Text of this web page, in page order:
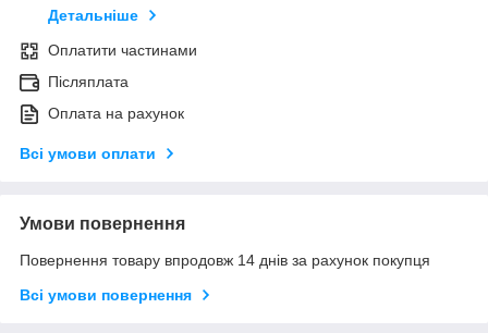
Детальніше
Оплатити частинами
Післяплата
Оплата на рахунок
Всі умови оплати
Умови повернення
Повернення товару впродовж 14 днів за рахунок покупця
Всі умови повернення